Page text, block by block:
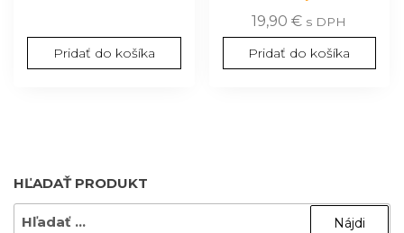
Pridať do košíka
19,90€ s DPH
Pridať do košíka
HĽADAŤ PRODUKT
HĽADAŤ: